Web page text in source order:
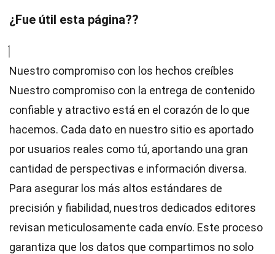
¿Fue útil esta página??
Nuestro compromiso con los hechos creíbles
Nuestro compromiso con la entrega de contenido
confiable y atractivo está en el corazón de lo que
hacemos. Cada dato en nuestro sitio es aportado
por usuarios reales como tú, aportando una gran
cantidad de perspectivas e información diversa.
Para asegurar los más altos estándares de
precisión y fiabilidad, nuestros dedicados editores
revisan meticulosamente cada envío. Este proceso
garantiza que los datos que compartimos no solo